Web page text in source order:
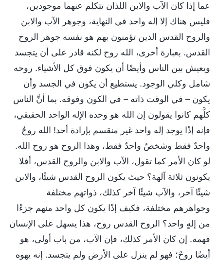
عما إذا كان الآب والابن اللذان تتكلم عنهما موجودين،
فليس هناك إلا إله واحد في النهاية، وجوهر الآب والابن
والروح القدس الذين تؤمنون بهم هو نفسه جوهر الروح
القدس. بعبارة أخرى، الله روح لكنه قادر على أن يتجسد
ويعيش بين الناس وأيضًا أن يكون فوق كل الأشياء. روحه
شامل وكلي الوجود. يستطيع أن يكون في الجسد وأن
يكون – في الوقت ذاته – في الكون وفوقه. بما أنَّ الناس
كلَّهم كانوا يقولون إن الله هو وحده الإله الواحد الحقيقي،
فإنه إذًا يوجد إله واحد غير منقسم بإرادة أحد! الله روحٌ
واحدٌ فقط وشخصٌ واحدٌ فقط، وهذا الروح هو روح الله.
لو كان الأمر كما تقول، الآب والابن والروح القدس، أفلا
يكونون ثلاثة آلهة؟ حيث يكون الروح القدس شيئًا، والابن
شيئًا آخر، والآب شيئًا آخر كذلك، ذواتهم مختلفة
وجواهرهم مختلفة، فكيف إذًا يكون كل واحد منهم جزءًا
من إلهٍ واحد؟ الروح القدس روح، هذا يسهل على الإنسان
فهمه. إن كان الأمر كذلك، فإن الآب، من باب أولى، هو
أيضًا روحٌ؛ فهو لم ينزل على الأرض ولم يتجسد. إنه يهوه